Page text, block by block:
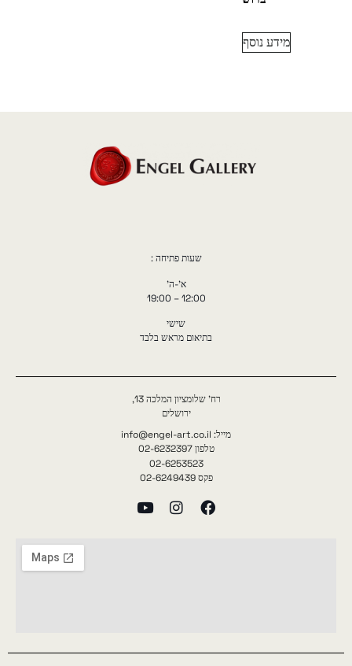
מידע נוסף
שעות פתיחה :
א'-ה'
12:00 – 19:00
שישי
בתיאום מראש בלבד
רח' שלומציון המלכה 13,
ירושלים
מייל: info@engel-art.co.il
טלפון 02-6232397
02-6253523
פקס 02-6249439